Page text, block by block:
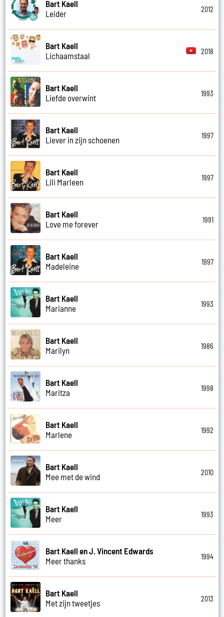
Bart Kaell
Leider
2012
Bart Kaell
Lichaamstaal
2018
Bart Kaell
Liefde overwint
1993
Bart Kaell
Liever in zijn schoenen
1997
Bart Kaell
Lili Marleen
1997
Bart Kaell
Love me forever
1991
Bart Kaell
Madeleine
1997
Bart Kaell
Marianne
1993
Bart Kaell
Marilyn
1986
Bart Kaell
Maritza
1998
Bart Kaell
Marlene
1992
Bart Kaell
Mee met de wind
2010
Bart Kaell
Meer
1993
Bart Kaell en J. Vincent Edwards
Meer thanks
1994
Bart Kaell
Met zijn tweetjes
2013